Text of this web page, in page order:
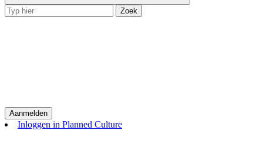
Zoek
Aanmelden
Inloggen in Planned Culture